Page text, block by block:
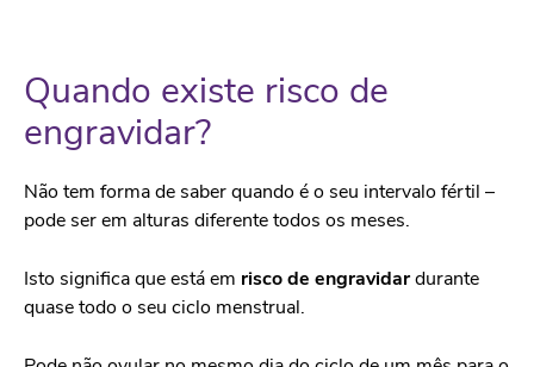
Quando existe risco de
engravidar?
Não tem forma de saber quando é o seu intervalo fértil –
pode ser em alturas diferente todos os meses.
Isto significa que está em risco de engravidardurante
quase todo o seu ciclo menstrual.